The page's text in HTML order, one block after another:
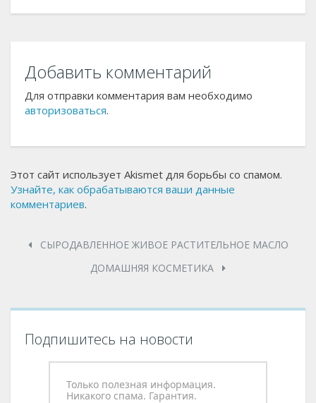
Добавить комментарий
Для отправки комментария вам необходимо
авторизоваться.
Этот сайт использует Akismet для борьбы со спамом.
Узнайте, как обрабатываются ваши данные
комментариев.
СЫРОДАВЛЕННОЕ ЖИВОЕ РАСТИТЕЛЬНОЕ МАСЛО
ДОМАШНЯЯ КОСМЕТИКА
Подпишитесь на новости
Только полезная информация.
Никакого спама. Гарантия.